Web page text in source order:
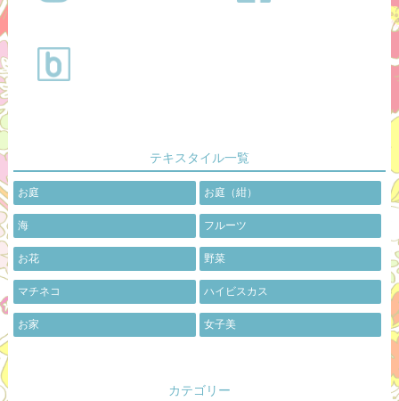
テキスタイル一覧
お庭 お庭（紺）
海 フルーツ
お花 野菜
マチネコ ハイビスカス
お家 女子美
カテゴリー